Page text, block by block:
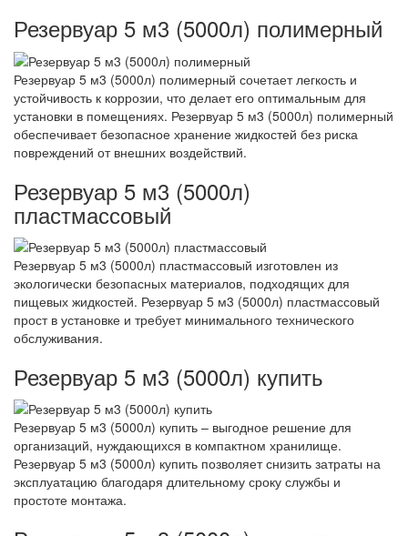
Резервуар 5 м3 (5000л) полимерный
Резервуар 5 м3 (5000л) полимерный сочетает легкость и
устойчивость к коррозии, что делает его оптимальным для
установки в помещениях. Резервуар 5 м3 (5000л) полимерный
обеспечивает безопасное хранение жидкостей без риска
повреждений от внешних воздействий.
Резервуар 5 м3 (5000л)
пластмассовый
Резервуар 5 м3 (5000л) пластмассовый изготовлен из
экологически безопасных материалов, подходящих для
пищевых жидкостей. Резервуар 5 м3 (5000л) пластмассовый
прост в установке и требует минимального технического
обслуживания.
Резервуар 5 м3 (5000л) купить
Резервуар 5 м3 (5000л) купить – выгодное решение для
организаций, нуждающихся в компактном хранилище.
Резервуар 5 м3 (5000л) купить позволяет снизить затраты на
эксплуатацию благодаря длительному сроку службы и
простоте монтажа.